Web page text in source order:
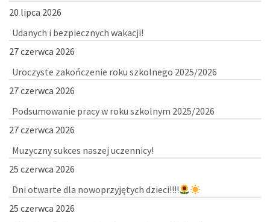
20 lipca 2026
Udanych i bezpiecznych wakacji!
27 czerwca 2026
Uroczyste zakończenie roku szkolnego 2025/2026
27 czerwca 2026
Podsumowanie pracy w roku szkolnym 2025/2026
27 czerwca 2026
Muzyczny sukces naszej uczennicy!
25 czerwca 2026
Dni otwarte dla nowoprzyjętych dzieci!!!!
25 czerwca 2026